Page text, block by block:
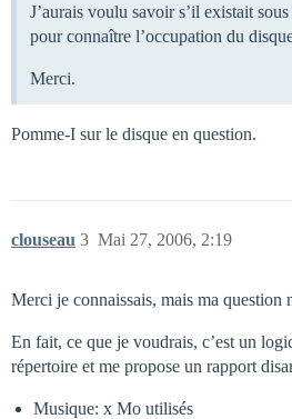
J’aurais voulu savoir s’il existait
pour connaître l’occupation du
Merci.
Pomme-I sur le disque en question.
clouseau Mai 27, 2006, 2:19
3
Merci je connaissais, mais ma question
En fait, ce que je voudrais, c’est un
répertoire et me propose un rapport
Musique: x Mo utilisés